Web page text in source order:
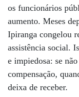
os funcionários
aumento. Meses
Ipiranga congelou
assistência social.
e impiedosa: se
compensação,
deixa de receber.